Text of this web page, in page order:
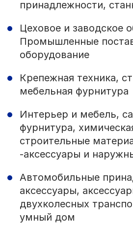
принадлежности,
Цеховое и заводское
Промышленные
оборудование
Крепежная техника,
мебельная фурнитура
Интерьер и мебель,
фурнитура,
строительные
-аксессуары и
Автомобильные
аксессуары,
двухколесных
умный дом